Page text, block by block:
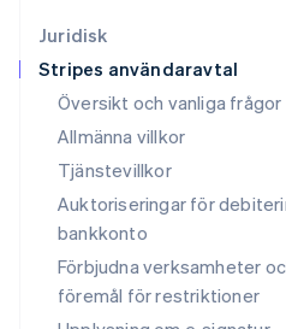
Juridisk
Stripes användaravtal
Översikt och vanliga frågor
Allmänna villkor
Tjänstevillkor
Auktoriseringar för
bankkonto
Förbjudna verksamheter
föremål för restriktioner
English 简体中文
Malta
Mexiko
EspañolEnglish
Nederländerna
Norge
English
Nya Zeeland